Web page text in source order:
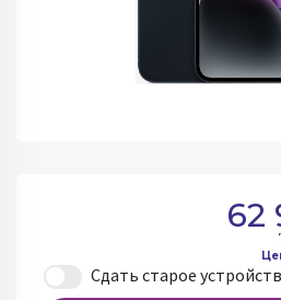
62
Сдать старое